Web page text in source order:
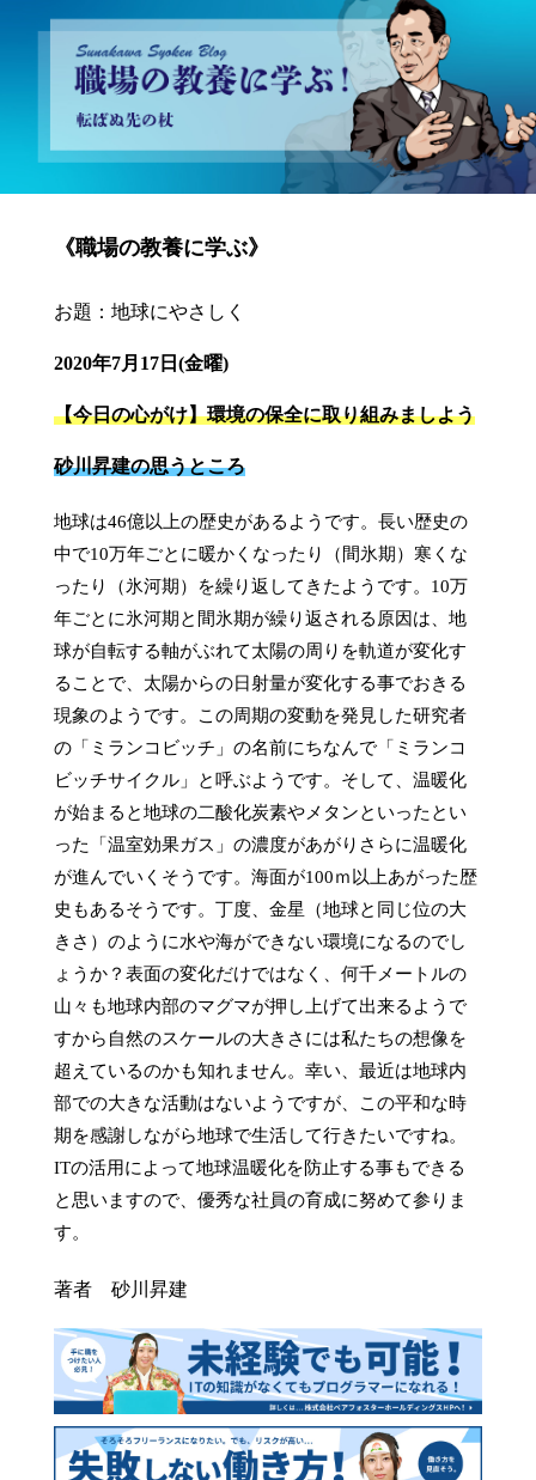
砂川昇建会長ブログ 職場の教養に学ぶ！～転ばぬ先の杖～
《職場の教養に学ぶ》
お題：地球にやさしく
2020年7月17日(金曜)
【今日の心がけ】環境の保全に取り組みましよう
砂川昇建の思うところ
地球は46億以上の歴史があるようです。長い歴史の
中で10万年ごとに暖かくなったり（間氷期）寒くな
ったり（氷河期）を繰り返してきたようです。10万
年ごとに氷河期と間氷期が繰り返される原因は、地
球が自転する軸がぶれて太陽の周りを軌道が変化す
ることで、太陽からの日射量が変化する事でおきる
現象のようです。この周期の変動を発見した研究者
の「ミランコビッチ」の名前にちなんで「ミランコ
ビッチサイクル」と呼ぶようです。そして、温暖化
が始まると地球の二酸化炭素やメタンといったとい
った「温室効果ガス」の濃度があがりさらに温暖化
が進んでいくそうです。海面が100ｍ以上あがった歴
史もあるそうです。丁度、金星（地球と同じ位の大
きさ）のように水や海ができない環境になるのでし
ょうか？表面の変化だけではなく、何千メートルの
山々も地球内部のマグマが押し上げて出来るようで
すから自然のスケールの大きさには私たちの想像を
超えているのかも知れません。幸い、最近は地球内
部での大きな活動はないようですが、この平和な時
期を感謝しながら地球で生活して行きたいですね。
ITの活用によって地球温暖化を防止する事もできる
と思いますので、優秀な社員の育成に努めて参りま
す。
著者 砂川昇建